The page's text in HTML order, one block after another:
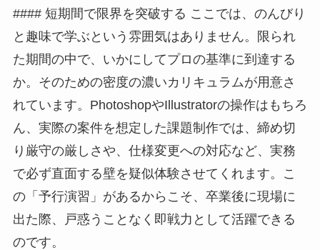
#### 短期間で限界を突破する ここでは、のんびり
と趣味で学ぶという雰囲気はありません。限られ
た期間の中で、いかにしてプロの基準に到達する
か。そのための密度の濃いカリキュラムが用意さ
れています。PhotoshopやIllustratorの操作はもちろ
ん、実際の案件を想定した課題制作では、締め切
り厳守の厳しさや、仕様変更への対応など、実務
で必ず直面する壁を疑似体験させてくれます。こ
の「予行演習」があるからこそ、卒業後に現場に
出た際、戸惑うことなく即戦力として活躍できる
のです。